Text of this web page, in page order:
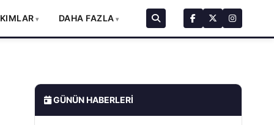
DAHA FAZLA
GÜNÜN HABERLERI